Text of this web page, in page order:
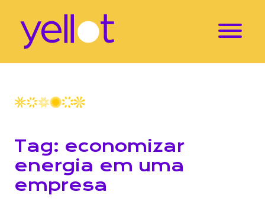
Tag: economizar
energia em uma
empresa